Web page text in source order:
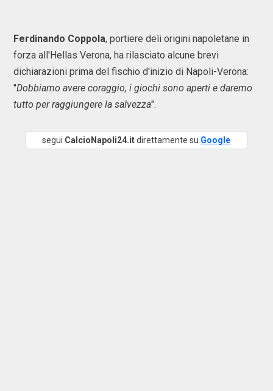
Ferdinando Coppola, portiere deìi origini napoletane in
forza all'Hellas Verona, ha rilasciato alcune brevi
dichiarazioni prima del fischio d'inizio di Napoli-Verona:
"Dobbiamo avere coraggio, i giochi sono aperti e daremo
tutto per raggiungere la salvezza".
segui CalcioNapoli24.itdirettamente su Google